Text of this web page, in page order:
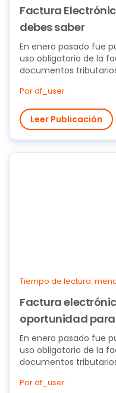
Factura
debes saber
En enero pasado fue
uso obligatorio de la
documentos
Por df_user
Leer Publicación
Tiempo de lectura:
Factura
oportunidad para
En enero pasado fue
uso obligatorio de la
documentos
Por df_user